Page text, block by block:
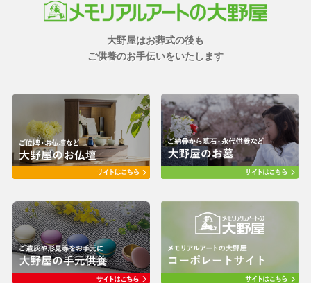
大野屋はお葬式の後も
ご供養のお手伝いをいたします